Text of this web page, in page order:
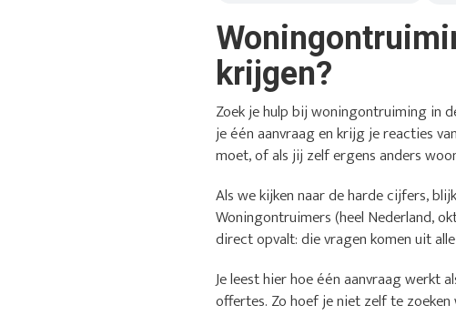
krijgen?
Zoek je hulp bij woningontruiming in
je één aanvraag en krijg je reacties
moet, of als jij zelf ergens anders
Als we kijken naar de harde cijfers,
Woningontruimers (heel Nederland,
direct opvalt: die vragen komen uit
Je leest hier hoe één aanvraag werkt
offertes. Zo hoef je niet zelf te